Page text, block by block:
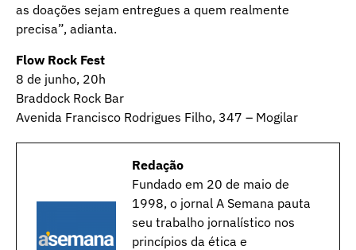
as doações sejam entregues a quem realmente
precisa”, adianta.
Flow Rock Fest
8 de junho, 20h
Braddock Rock Bar
Avenida Francisco Rodrigues Filho, 347 – Mogilar
Redação
Fundado em 20 de maio de
1998, o jornal A Semana pauta
seu trabalho jornalístico nos
princípios da ética e